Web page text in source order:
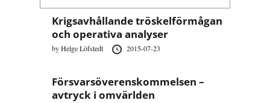
Krigsavhållande tröskelförmågan
och operativa analyser
byHelge Löfstedt 2015-07-23
Försvarsöverenskommelsen –
avtryck i omvärlden